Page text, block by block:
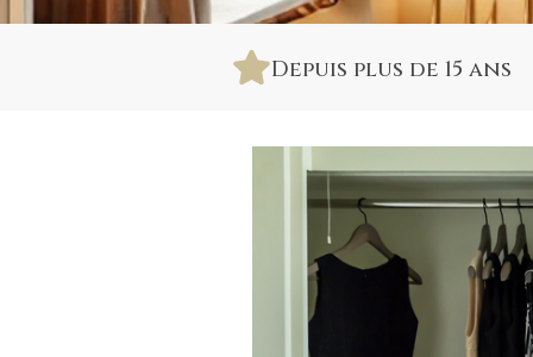
Depuis plus de 15 ans